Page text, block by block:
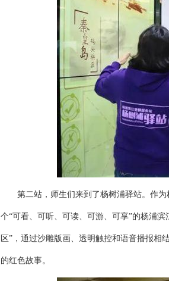
第二站，师生们来到了杨树浦驿站。作
个“可看、可听、可读、可游、可享”的杨浦
区”，通过沙雕版画、透明触控和语音播报相
的红色故事。